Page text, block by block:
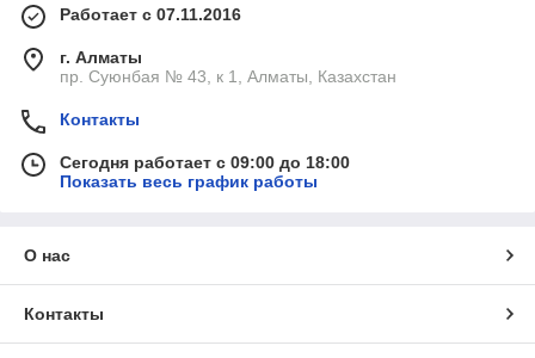
Работает с 07.11.2016
г. Алматы
пр. Суюнбая № 43, к 1, Алматы, Казахстан
Контакты
Сегодня работает с 09:00 до 18:00
Показать весь график работы
О нас
Контакты